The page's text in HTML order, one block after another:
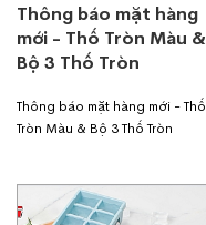
Thông báo mặt hàng
mới - Thố Tròn Màu &
Bộ 3 Thố Tròn
Thông báo mặt hàng mới - Thố
Tròn Màu & Bộ 3 Thố Tròn